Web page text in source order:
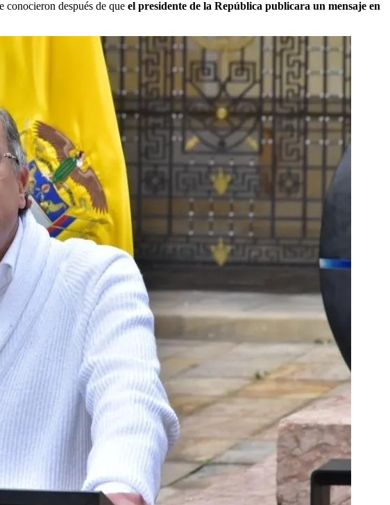
conocieron después de que el presidente de la República publicara un mensaje en